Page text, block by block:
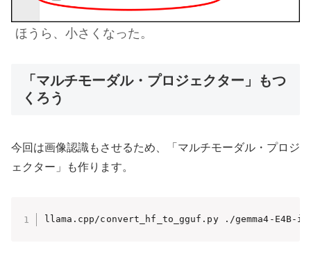
ほうら、小さくなった。
「マルチモーダル・プロジェクター」もつ
くろう
今回は画像認識もさせるため、「マルチモーダル・プロジ
ェクター」も作ります。
llama.cpp/convert_hf_to_gguf.py ./gemma4-